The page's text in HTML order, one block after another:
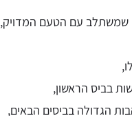
עם הטעם המדויק,
בביס הראשון,
הגדולה בביסים הבאים,